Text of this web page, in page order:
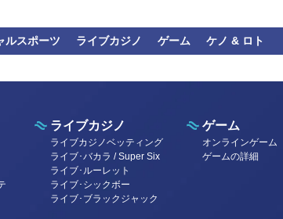
ルスポーツ ライブカジノ ゲーム ケノ & ロト
ライブカジノ
ライブカジノベッティング
ライブ･バカラ / Super Six
ライブ･ルーレット
ライブ･シックボー
ライブ･ブラックジャック
ゲーム
オンラインゲーム
ゲームの詳細